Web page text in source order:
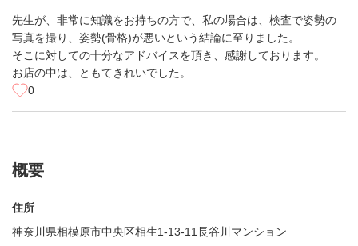
先生が、非常に知識をお持ちの方で、私の場合は、検査で姿勢の
写真を撮り、姿勢(骨格)が悪いという結論に至りました。
そこに対しての十分なアドバイスを頂き、感謝しております。
お店の中は、ともてきれいでした。
0
概要
住所
神奈川県相模原市中央区相生1-13-11長谷川マンション